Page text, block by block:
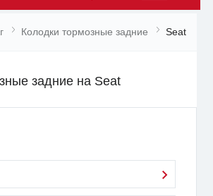
Колодки тормозные задние Seat
задние на Seat